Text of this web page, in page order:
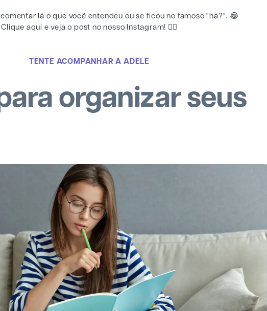
lá o que você entendeu ou se ficou no famoso "hã?". 😂
Clique aqui e veja o post no nosso Instagram! 👇🏻
TENTE ACOMPANHAR A ADELE
organizar seus